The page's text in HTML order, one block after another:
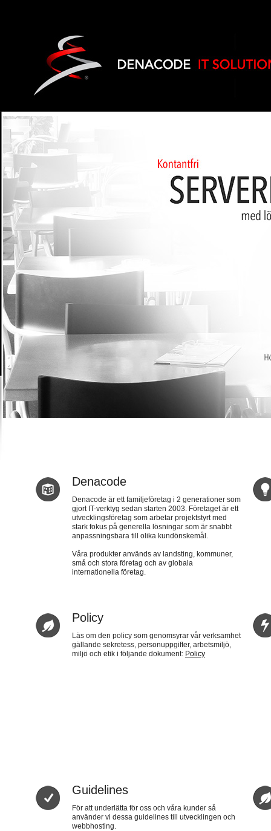
Denacode
Denacode är ett familjeföretag i 2 generationer som
gjort IT-verktyg sedan starten 2003. Företaget är ett
utvecklingsföretag som arbetar projektstyrt med
stark fokus på generella lösningar som är snabbt
anpassningsbara till olika kundönskemål.
Våra produkter används av landsting, kommuner,
små och stora företag och av globala
internationella företag.
Policy
Läs om den policy som genomsyrar vår verksamhet
gällande sekretess, personuppgifter, arbetsmiljö,
miljö och etik i följande dokument: Policy
Guidelines
För att underlätta för oss och våra kunder så
använder vi dessa guidelines till utvecklingen och
webbhosting.